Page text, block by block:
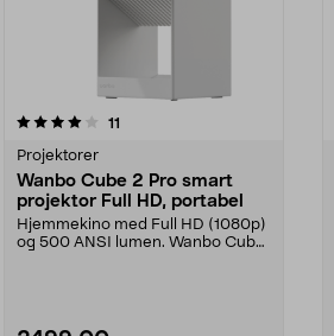
11
Projektorer
Wanbo Cube 2 Pro smart
projektor Full HD, portabel
Hjemmekino med Full HD (1080p)
og 500 ANSI lumen. Wanbo Cube
4.5 av 5 stjerner